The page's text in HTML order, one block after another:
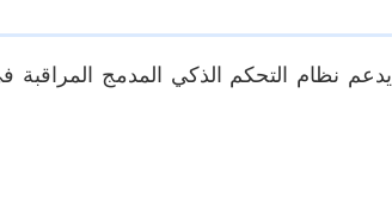
يدعم نظام التحكم الذكي المدمج المراقبة